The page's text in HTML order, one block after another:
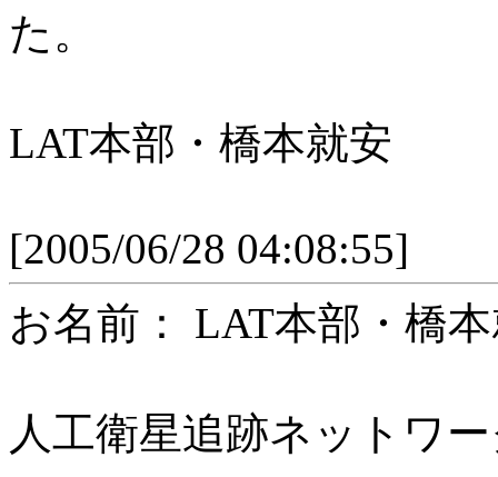
た。
LAT本部・橋本就安
[2005/06/28 04:08:55]
お名前： LAT本部・
人工衛星追跡ネットワ